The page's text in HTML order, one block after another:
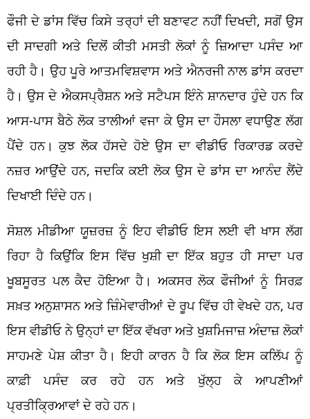
ਫੌਜੀ ਦੇ ਡਾਂਸ ਵਿੱਚ ਕਿਸੇ ਤਰ੍ਹਾਂ ਦੀ ਬਣਾਵਟ ਨਹੀਂ ਦਿਖਦੀ, ਸਗੋਂ ਉਸ
ਦੀ ਸਾਦਗੀ ਅਤੇ ਦਿਲੋਂ ਕੀਤੀ ਮਸਤੀ ਲੋਕਾਂ ਨੂੰ ਜ਼ਿਆਦਾ ਪਸੰਦ ਆ
ਰਹੀ ਹੈ। ਉਹ ਪੂਰੇ ਆਤਮਵਿਸ਼ਵਾਸ ਅਤੇ ਐਨਰਜੀ ਨਾਲ ਡਾਂਸ ਕਰਦਾ
ਹੈ। ਉਸ ਦੇ ਐਕਸਪ੍ਰੈਸ਼ਨ ਅਤੇ ਸਟੈਪਸ ਇੰਨੇ ਸ਼ਾਨਦਾਰ ਹੁੰਦੇ ਹਨ ਕਿ
ਆਸ-ਪਾਸ ਬੈਠੇ ਲੋਕ ਤਾਲੀਆਂ ਵਜਾ ਕੇ ਉਸ ਦਾ ਹੌਸਲਾ ਵਧਾਉਣ ਲੱਗ
ਪੈਂਦੇ ਹਨ। ਕੁਝ ਲੋਕ ਹੱਸਦੇ ਹੋਏ ਉਸ ਦਾ ਵੀਡੀਓ ਰਿਕਾਰਡ ਕਰਦੇ
ਨਜ਼ਰ ਆਉਂਦੇ ਹਨ, ਜਦਕਿ ਕਈ ਲੋਕ ਉਸ ਦੇ ਡਾਂਸ ਦਾ ਆਨੰਦ ਲੈਂਦੇ
ਦਿਖਾਈ ਦਿੰਦੇ ਹਨ।
ਸੋਸ਼ਲ ਮੀਡੀਆ ਯੂਜ਼ਰਜ਼ ਨੂੰ ਇਹ ਵੀਡੀਓ ਇਸ ਲਈ ਵੀ ਖਾਸ ਲੱਗ
ਰਿਹਾ ਹੈ ਕਿਉਂਕਿ ਇਸ ਵਿੱਚ ਖੁਸ਼ੀ ਦਾ ਇੱਕ ਬਹੁਤ ਹੀ ਸਾਦਾ ਪਰ
ਖੂਬਸੂਰਤ ਪਲ ਕੈਦ ਹੋਇਆ ਹੈ। ਅਕਸਰ ਲੋਕ ਫੌਜੀਆਂ ਨੂੰ ਸਿਰਫ਼
ਸਖ਼ਤ ਅਨੁਸ਼ਾਸਨ ਅਤੇ ਜ਼ਿੰਮੇਵਾਰੀਆਂ ਦੇ ਰੂਪ ਵਿੱਚ ਹੀ ਵੇਖਦੇ ਹਨ, ਪਰ
ਇਸ ਵੀਡੀਓ ਨੇ ਉਨ੍ਹਾਂ ਦਾ ਇੱਕ ਵੱਖਰਾ ਅਤੇ ਖੁਸ਼ਮਿਜਾਜ਼ ਅੰਦਾਜ਼ ਲੋਕਾਂ
ਸਾਹਮਣੇ ਪੇਸ਼ ਕੀਤਾ ਹੈ। ਇਹੀ ਕਾਰਨ ਹੈ ਕਿ ਲੋਕ ਇਸ ਕਲਿੱਪ ਨੂੰ
ਕਾਫ਼ੀ ਪਸੰਦ ਕਰ ਰਹੇ ਹਨ ਅਤੇ ਖੁੱਲ੍ਹ ਕੇ ਆਪਣੀਆਂ
ਪ੍ਰਤੀਕ੍ਰਿਆਵਾਂ ਦੇ ਰਹੇ ਹਨ।